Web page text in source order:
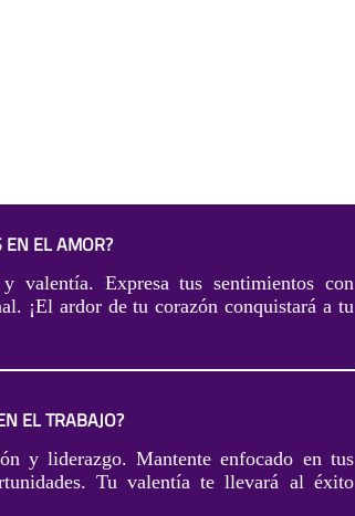
EN EL AMOR?
valentía. Expresa tus sentimientos con
¡El ardor de tu corazón conquistará a tu
EL TRABAJO?
y liderazgo. Mantente enfocado en tus
Tu valentía te llevará al éxito